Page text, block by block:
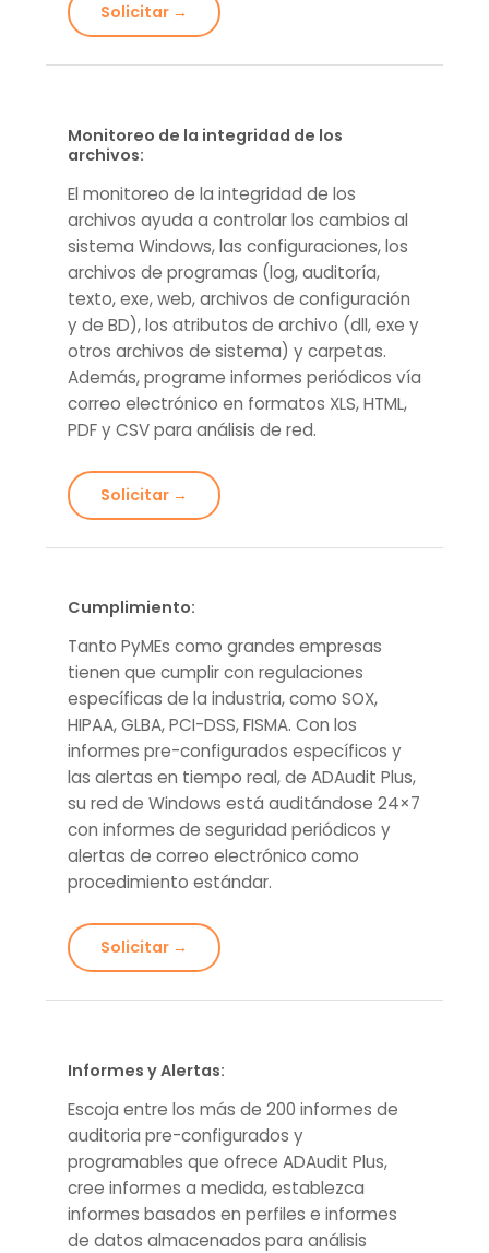
Solicitar →
Monitoreo de la integridad de los
archivos:
El monitoreo de la integridad de los
archivos ayuda a controlar los cambios al
sistema Windows, las configuraciones, los
archivos de programas (log, auditoría,
texto, exe, web, archivos de configuración
y de BD), los atributos de archivo (dll, exe y
otros archivos de sistema) y carpetas.
Además, programe informes periódicos vía
correo electrónico en formatos XLS, HTML,
PDF y CSV para análisis de red.
Solicitar →
Cumplimiento:
Tanto PyMEs como grandes empresas
tienen que cumplir con regulaciones
específicas de la industria, como SOX,
HIPAA, GLBA, PCI-DSS, FISMA. Con los
informes pre-configurados específicos y
las alertas en tiempo real, de ADAudit Plus,
su red de Windows está auditándose 24×7
con informes de seguridad periódicos y
alertas de correo electrónico como
procedimiento estándar.
Solicitar →
Informes y Alertas:
Escoja entre los más de 200 informes de
auditoria pre-configurados y
programables que ofrece ADAudit Plus,
cree informes a medida, establezca
informes basados en perfiles e informes
de datos almacenados para análisis